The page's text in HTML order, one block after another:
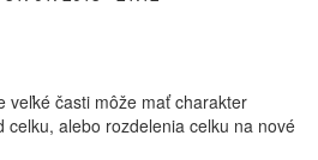
veľké časti môže mať charakter
celku, alebo rozdelenia celku na nové